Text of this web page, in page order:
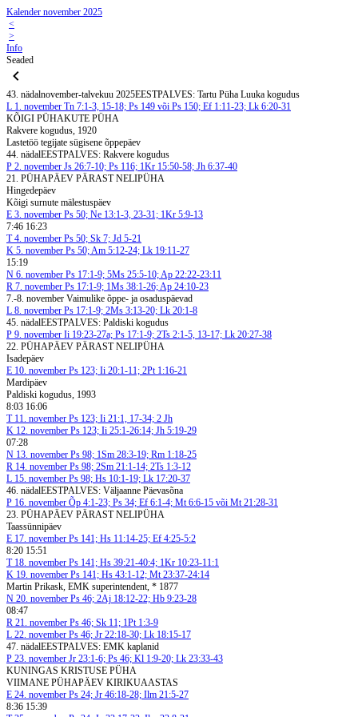
Kalender november 2025
<
>
Info
Seaded
43. nädalnovember-talvekuu 2025EESTPALVES: Tartu Püha Luuka kogudus
L 1. november Tn 7:1-3, 15-18; Ps 149 või Ps 150; Ef 1:11-23; Lk 6:20-31
KÕIGI PÜHAKUTE PÜHA
Rakvere kogudus, 1920
Lastetöö tegijate sügisene õppepäev
44. nädalEESTPALVES: Rakvere kogudus
P 2. november Js 26:7-10; Ps 116; 1Kr 15:50-58; Jh 6:37-40
21. PÜHAPÄEV PÄRAST NELIPÜHA
Hingedepäev
Kõigi surnute mälestuspäev
E 3. november Ps 50; Ne 13:1-3, 23-31; 1Kr 5:9-13
7:46 16:23
T4. november Ps 50; Sk 7; Jd 5-21
K 5. november Ps 50; Am 5:12-24; Lk 19:11-27
15:19
N 6. november Ps 17:1-9; 5Ms 25:5-10; Ap 22:22-23:11
R 7. november Ps 17:1-9; 1Ms 38:1-26; Ap 24:10-23
7.-8. november Vaimulike õppe- ja osaduspäevad
L 8. november Ps 17:1-9; 2Ms 3:13-20; Lk 20:1-8
45. nädalEESTPALVES: Paldiski kogudus
P 9. november Ii 19:23-27a; Ps 17:1-9; 2Ts 2:1-5, 13-17; Lk 20:27-38
22. PÜHAPÄEV PÄRAST NELIPÜHA
Isadepäev
E 10. november Ps 123; Ii 20:1-11; 2Pt 1:16-21
Mardipäev
Paldiski kogudus, 1993
8:03 16:06
T11. november Ps 123; Ii 21:1, 17-34; 2 Jh
K 12. november Ps 123; Ii 25:1-26:14; Jh 5:19-29
07:28
N 13. november Ps 98; 1Sm 28:3-19; Rm 1:18-25
R 14. november Ps 98; 2Sm 21:1-14; 2Ts 1:3-12
L 15. november Ps 98; Hs 10:1-19; Lk 17:20-37
46. nädalEESTPALVES: Väljaanne Päevasõna
P 16. november Õp 4:1-23; Ps 34; Ef 6:1-4; Mt 6:6-15 või Mt 21:28-31
23. PÜHAPÄEV PÄRAST NELIPÜHA
Taassünnipäev
E 17. november Ps 141; Hs 11:14-25; Ef 4:25-5:2
8:20 15:51
T18. november Ps 141; Hs 39:21-40:4; 1Kr 10:23-11:1
K 19. november Ps 141; Hs 43:1-12; Mt 23:37-24:14
Martin Prikask, EMK superintendent, * 1877
N 20. november Ps 46; 2Aj 18:12-22; Hb 9:23-28
08:47
R 21. november Ps 46; Sk 11; 1Pt 1:3-9
L 22. november Ps 46; Jr 22:18-30; Lk 18:15-17
47. nädalEESTPALVES: EMK kaplanid
P 23. november Jr 23:1-6; Ps 46; Kl 1:9-20; Lk 23:33-43
KUNINGAS KRISTUSE PÜHA
VIIMANE PÜHAPÄEV KIRIKUAASTAS
E 24. november Ps 24; Jr 46:18-28; Ilm 21:5-27
8:36 15:39